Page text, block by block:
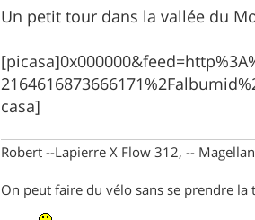
s
s
g
e
Un petit tour dans la vallée du
casa]
Robert --Lapierre X Flow 312, --
On peut faire du vélo sans se prendre la